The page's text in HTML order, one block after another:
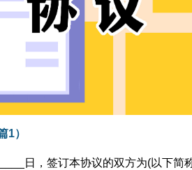
1）
日，签订本协议的双方为(以下简称